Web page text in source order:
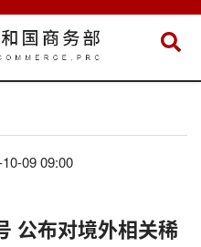
09 09:00
公布对境外相关稀